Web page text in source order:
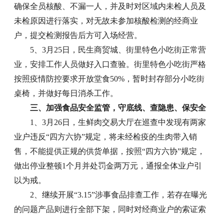
确保全员核酸、不漏一人，并及时对区域内未检人员及
未检原因进行落实，对无故未参加核酸检测的经商业
户，提交检测报告后方可入场经营。
5、3月25日，民生商贸城、街里特色小吃街正常营
业，安排工作人员做好入口查验。街里特色小吃街严格
按照疫情防控要求开放堂食50%，暂时封存部分小吃街
桌椅，并做好每日消杀工作。
三、加强食品安全监管，守底线、查隐患、保安全
1、3月26日，生鲜肉交易大厅在巡查中发现有两家
业户违反“四方六协”规定，将未经检疫的生肉带入销
售，不能提供正规的供货单据，按照“四方六协”规定，
做出停业整顿1个月并处罚金两万元，通报全体业户引
以为戒。
2、继续开展“3.15”涉事食品排查工作，若存在曝光
的问题产品则进行全部下架，同时对经商业户的索证索